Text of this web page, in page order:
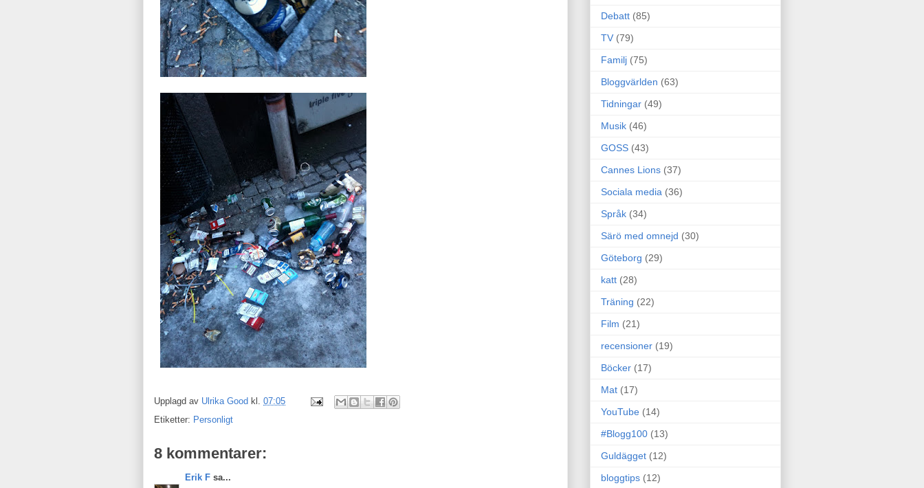
Upplagd av Ulrika Good kl. 07:05
Etiketter: Personligt
8 kommentarer:
Erik F sa...
Debatt (85)
TV (79)
Familj (75)
Bloggvärlden (63)
Tidningar (49)
Musik (46)
GOSS (43)
Cannes Lions (37)
Sociala media (36)
Språk (34)
Särö med omnejd (30)
Göteborg (29)
katt (28)
Träning (22)
Film (21)
recensioner (19)
Böcker (17)
Mat (17)
YouTube (14)
#Blogg100 (13)
Guldägget (12)
bloggtips (12)